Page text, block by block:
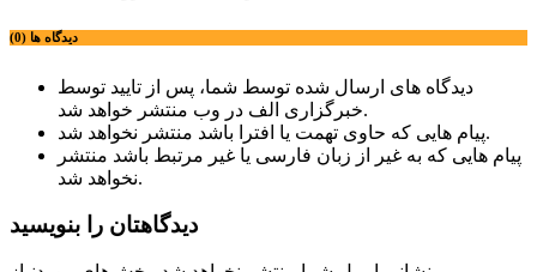
دیدگاه ها (0)
دیدگاه های ارسال شده توسط شما، پس از تایید توسط
خبرگزاری الف در وب منتشر خواهد شد.
پیام هایی که حاوی تهمت یا افترا باشد منتشر نخواهد شد.
پیام هایی که به غیر از زبان فارسی یا غیر مرتبط باشد منتشر
نخواهد شد.
دیدگاهتان را بنویسید